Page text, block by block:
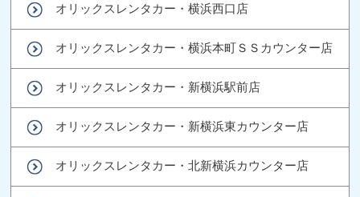
オリックスレンタカー・横浜西口店
オリックスレンタカー・横浜本町ＳＳカウンター店
オリックスレンタカー・新横浜駅前店
オリックスレンタカー・新横浜東カウンター店
オリックスレンタカー・北新横浜カウンター店